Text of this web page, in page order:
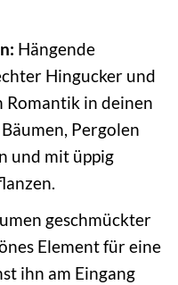
Hängende
Hingucker und
Romantik in deinen
Pergolen
und mit üppig
geschmückter
Element für eine
ihn am Eingang